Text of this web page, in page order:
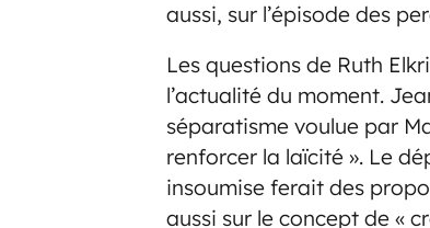
aussi, sur l’épisode des
Les questions de Ruth
l’actualité du moment.
séparatisme voulue par
renforcer la laïcité ». Le
insoumise ferait des
aussi sur le concept de «